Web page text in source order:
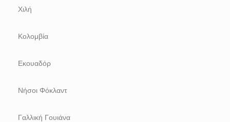
Χιλή
Κολομβία
Εκουαδόρ
Νήσοι Φόκλαντ
Γαλλική Γουιάνα